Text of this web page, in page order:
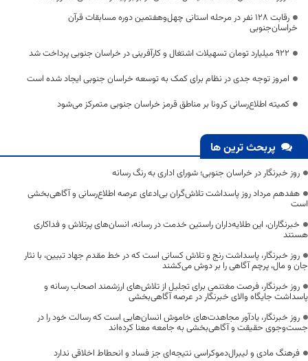
رقابت ۱۲۸ نفر در مرحله استانی چهل‌وهفتمین دوره مسابقات قرآن
خراسان‌جنوبی
۹۲۲ میلیارد تومان تسهیلات اشتغال و کارآفرینی در خراسان جنوبی پرداخت شد
امروز توجه جدی در نظام برای کمک به توسعه خراسان جنوبی ایجاد شده است
کمیته اطلاع‌رسانی کرونا بر مناطق قرمز خراسان جنوبی متمرکز می‌شود
پربحث ترین ها
روز خبرنگار در خراسان جنوبی؛ شورای اداری به رنگ رسانه
هفدهم مرداد روز پاسداشت تلاش‌گران بی‌ادعای عرصه اطلاع‌رسانی و آگاهی‌بخشی
است
خبرنگاران، این طلایه‌داران راستین خدمت در رسانه، انسان‌های پرتلاش و فداکاری
هستند
روز خبرنگار، پاسداشت رنج و تلاش کسانی است که در خط مقدم جهاد تبیین، با نثار
جان و مال، پرچم آگاهی را بر دوش می‌کشند
روز خبرنگار، فرصت مغتنمی برای تجلیل از تلاش‌های ارزشمند اصحاب رسانه و
پاسداشت جایگاه والای خبرنگار در عرصه آگاهی‌بخشی
روز خبرنگار، یادآور مجاهدت‌های خاموش انسان‌هایی است که رسالت خود را در
جست‌وجوی حقیقت و آگاهی‌بخشی به جامعه معنا کرده‌اند
فرهنگ مادی و لیبرال‌دموکراسی نتیجه‌ای جز فساد و انحطاط اخلاقی ندارد